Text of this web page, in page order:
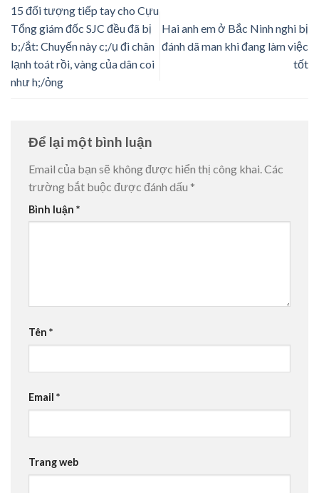
15 đối tượng tiếp tay cho Cựu
Tổng giám đốc SJC đều đã bị
b;/ắt: Chuyến này c;/ụ đi chân
lạnh toát rồi, vàng của dân coi
như h;/ỏng
Hai anh em ở Bắc Ninh nghi bị
đánh dã man khi đang làm việc
tốt
Để lại một bình luận
Email của bạn sẽ không được hiển thị công khai. Các
trường bắt buộc được đánh dấu *
Bình luận *
Tên *
Email *
Trang web